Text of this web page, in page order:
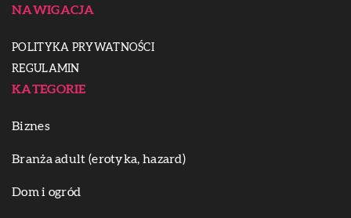
NAWIGACJA
POLITYKA PRYWATNOŚCI
REGULAMIN
KATEGORIE
Biznes
Branża adult (erotyka, hazard)
Dom i ogród